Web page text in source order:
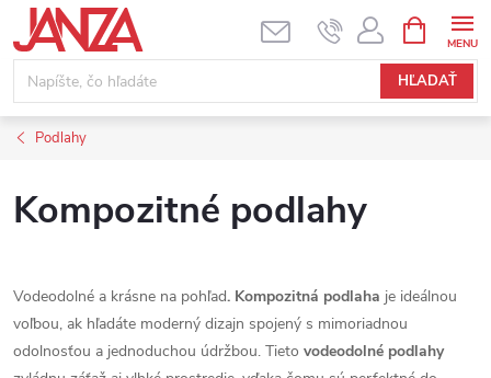
Prejsť na obsah
HĽADAŤ
Podlahy
Kompozitné podlahy
Vodeodolné a krásne na pohľad. Kompozitná podlaha je ideálnou
voľbou, ak hľadáte moderný dizajn spojený s mimoriadnou
odolnosťou a jednoduchou údržbou. Tieto vodeodolné podlahy